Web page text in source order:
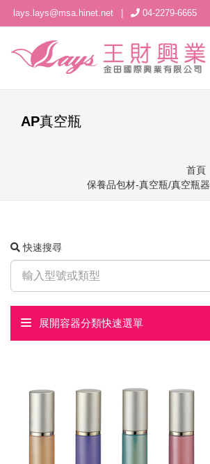
lays.lays@msa.hinet.net 04-2279-6665
AP真空瓶
首頁
保養品包材-真空瓶/真空瓶器
快速搜尋
展開容器分類快速選單